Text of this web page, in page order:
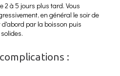
2 à 5 jours plus tard. Vous
en général le soir de
par la boisson puis
: